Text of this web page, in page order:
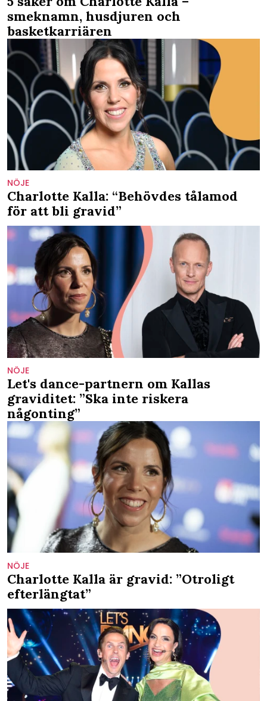
smeknamn, husdjuren och
basketkarriären
NÖJE
Charlotte Kalla: “Behövdes tålamod
för att bli gravid”
NÖJE
Let's dance-partnern om Kallas
graviditet: ”Ska inte riskera
någonting”
NÖJE
Charlotte Kalla är gravid: ”Otroligt
efterlängtat”